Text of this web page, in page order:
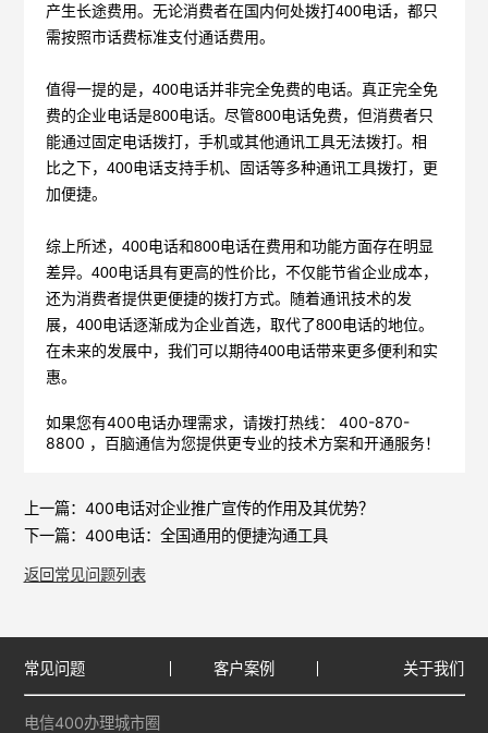
产生长途费用。无论消费者在国内何处拨打400电话，都只
需按照市话费标准支付通话费用。
值得一提的是，400电话并非完全免费的电话。真正完全免
费的企业电话是800电话。尽管800电话免费，但消费者只
能通过固定电话拨打，手机或其他通讯工具无法拨打。相
比之下，400电话支持手机、固话等多种通讯工具拨打，更
加便捷。
综上所述，400电话和800电话在费用和功能方面存在明显
差异。400电话具有更高的性价比，不仅能节省企业成本，
还为消费者提供更便捷的拨打方式。随着通讯技术的发
展，400电话逐渐成为企业首选，取代了800电话的地位。
在未来的发展中，我们可以期待400电话带来更多便利和实
惠。
如果您有400电话办理需求，请拨打热线： 400-870-
8800 ，百脑通信为您提供更专业的技术方案和开通服务！
上一篇： 400电话对企业推广宣传的作用及其优势？
下一篇： 400电话：全国通用的便捷沟通工具
返回常见问题列表
常见问题 客户案例 关于我们
电信400办理城市圈